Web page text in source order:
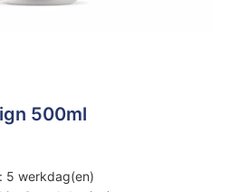
500ml
5 werkdag(en)